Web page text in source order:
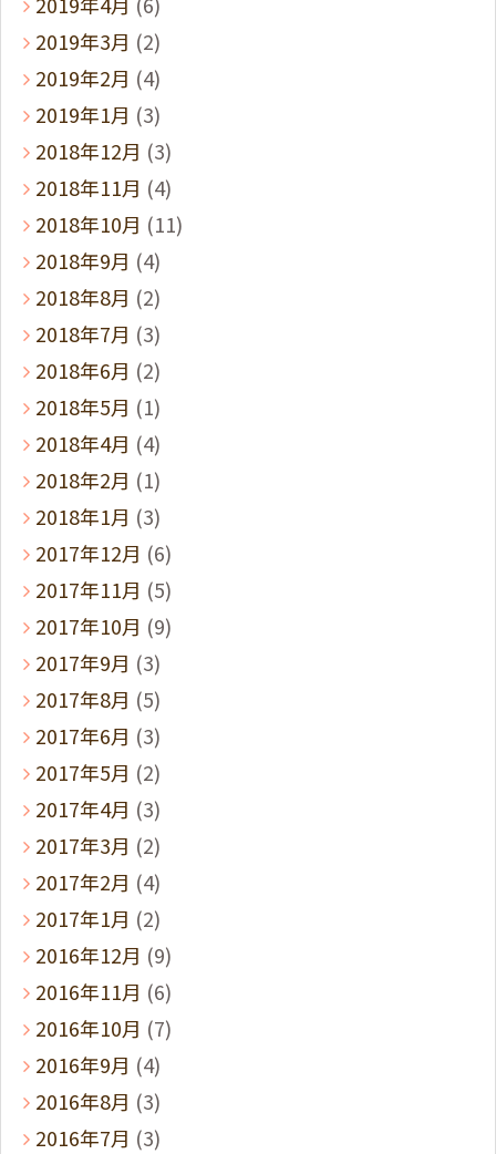
2019年3月 (2)
2019年2月 (4)
2019年1月 (3)
2018年12月 (3)
2018年11月 (4)
2018年10月 (11)
2018年9月 (4)
2018年8月 (2)
2018年7月 (3)
2018年6月 (2)
2018年5月 (1)
2018年4月 (4)
2018年2月 (1)
2018年1月 (3)
2017年12月 (6)
2017年11月 (5)
2017年10月 (9)
2017年9月 (3)
2017年8月 (5)
2017年6月 (3)
2017年5月 (2)
2017年4月 (3)
2017年3月 (2)
2017年2月 (4)
2017年1月 (2)
2016年12月 (9)
2016年11月 (6)
2016年10月 (7)
2016年9月 (4)
2016年8月 (3)
2016年7月 (3)